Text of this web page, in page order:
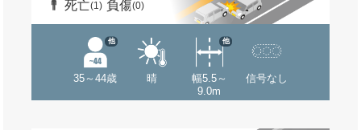
死亡(1) 負傷(0)
35～44歳
他
晴
幅5.5～
9.0m
他
信号なし